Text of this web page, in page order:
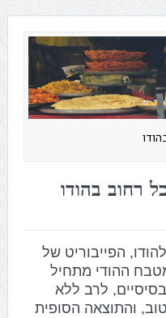
רחוב בהודו
הפייבוריט של
ההודי מתחיל
לרב ללא
והתוצאה הסופית